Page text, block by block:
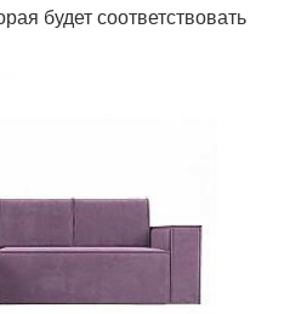
будет соответствовать